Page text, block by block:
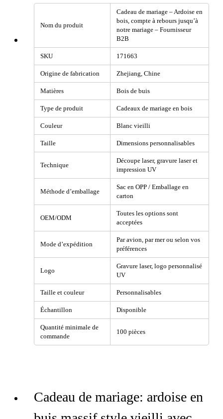
Nom du produit
Cadeau de mariage – Ardoise en
bois, compte à rebours jusqu’à
notre mariage – Fournisseur
B2B
SKU 171663
Origine de fabrication Zhejiang, Chine
Matières Bois de buis
Type de produit Cadeaux de mariage en bois
Couleur Blanc vieilli
Taille Dimensions personnalisables
Technique
Découpe laser, gravure laser et
impression UV
Méthode d’emballage
Sac en OPP / Emballage en
carton
OEM/ODM
Toutes les options sont
acceptées
Mode d’expédition
Par avion, par mer ou selon vos
préférences
Logo
Gravure laser, logo personnalisé
UV
Taille et couleur Personnalisables
Échantillon Disponible
Quantité minimale de
commande
100 pièces
Cadeau de mariage: ardoise en